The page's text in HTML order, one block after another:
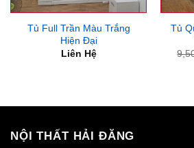
Tủ Full Trần Màu Trắng
Hiện Đại
Liên Hệ
Tủ
NỘI THẤT HẢI ĐĂNG